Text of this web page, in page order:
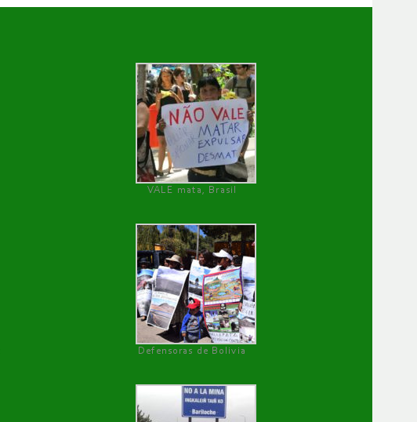
VALE mata, Brasil
Defensoras de Bolivia